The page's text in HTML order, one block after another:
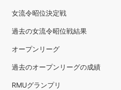
女流令昭位決定戦
過去の女流令昭位戦結果
オープンリーグ
過去のオープンリーグの成績
RMUグランプリ